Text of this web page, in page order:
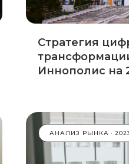
Стратегия
Иннополис на
АНАЛИЗ РЫНКА